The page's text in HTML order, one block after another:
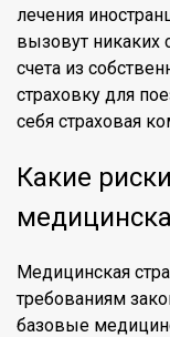
лечения
вызовут никаких
счета из
страховку для
себя страховая
Какие
Медицинская
требованиям
базовые